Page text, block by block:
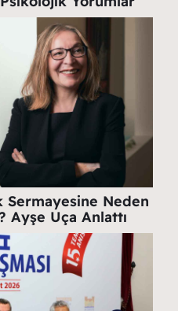
Sermayesine Neden
Ayşe Uça Anlattı